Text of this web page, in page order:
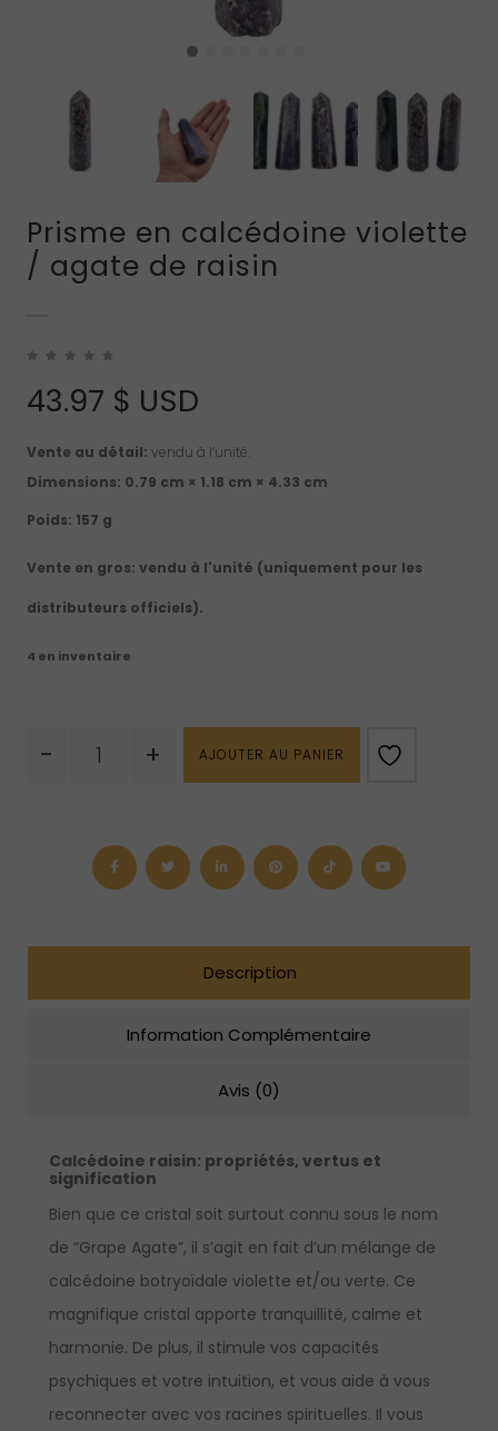
Prisme en calcédoine violette
/ agate de raisin
43.97 $ USD
Vente au détail: vendu à l’unité.
Dimensions: 0.79 cm × 1.18 cm × 4.33 cm
Poids: 157 g
Vente en gros: vendu à l'unité (uniquement pour les
distributeurs officiels).
4 en inventaire
-
de
+ AJOUTER AU PANIER
Description
Information Complémentaire
Avis (0)
Calcédoine raisin: propriétés, vertus et
signification
Bien que ce cristal soit surtout connu sous le nom
de “Grape Agate”, il s’agit en fait d’un mélange de
calcédoine botryoïdale violette et/ou verte. Ce
magnifique cristal apporte tranquillité, calme et
harmonie. De plus, il stimule vos capacités
psychiques et votre intuition, et vous aide à vous
reconnecter avec vos racines spirituelles. Il vous